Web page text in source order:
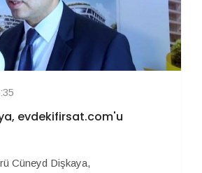
evdekifirsat.com'u
Cüneyd Dişkaya,